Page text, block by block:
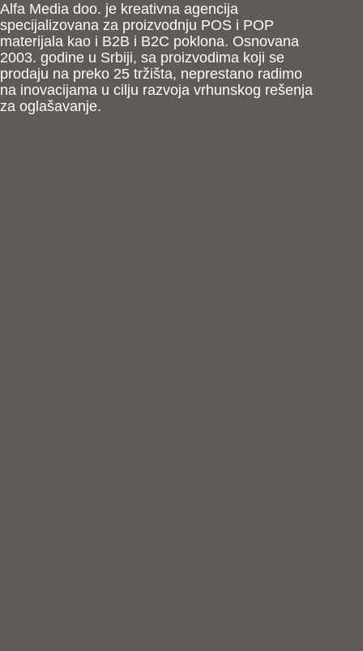
Alfa Media doo. je kreativna agencija
specijalizovana za proizvodnju POS i POP
materijala kao i B2B i B2C poklona. Osnovana
2003. godine u Srbiji, sa proizvodima koji se
prodaju na preko 25 tržišta, neprestano radimo
na inovacijama u cilju razvoja vrhunskog rešenja
za oglašavanje.